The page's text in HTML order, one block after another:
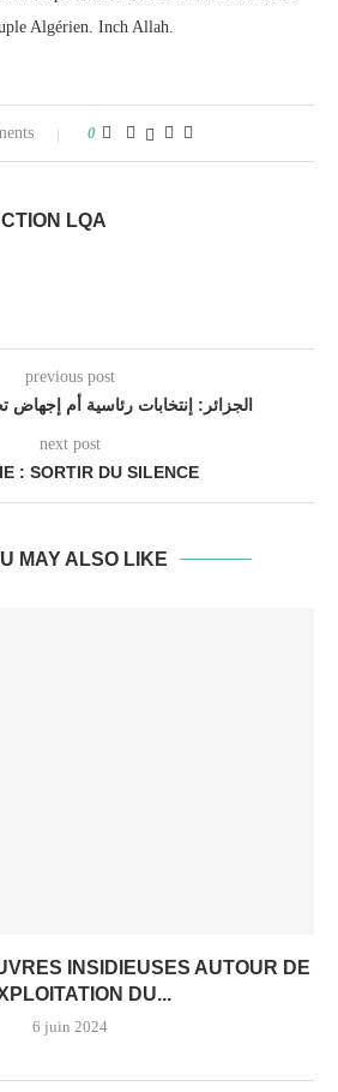
Algérien. Inch Allah.
0
LQA
previous post
الجزائر: إنتخابات رئاسية أم
next post
: SORTIR DU SILENCE
MAY ALSO LIKE
INSIDIEUSES AUTOUR DE
DU...
6 juin 2024